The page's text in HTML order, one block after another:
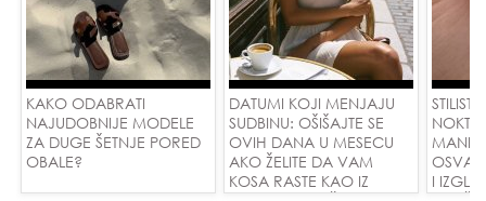
KAKO ODABRATI
NAJUDOBNIJE MODELE
ZA DUGE ŠETNJE PORED
OBALE?
DATUMI KOJI MENJAJU
SUDBINU: OŠIŠAJTE SE
OVIH DANA U MESECU
AKO ŽELITE DA VAM
KOSA RASTE KAO IZ
NOKTI
I